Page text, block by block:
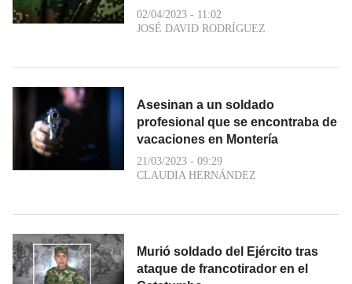
02/04/2023 - 11:02
JOSÉ DAVID RODRÍGUEZ
Asesinan a un soldado
profesional que se encontraba de
vacaciones en Montería
21/03/2023 - 09:29
CLAUDIA HERNÁNDEZ
Murió soldado del Ejército tras
ataque de francotirador en el